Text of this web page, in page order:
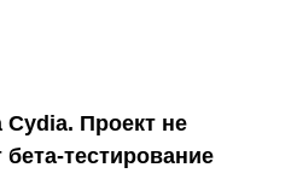
Cydia. Проект не
тестирование